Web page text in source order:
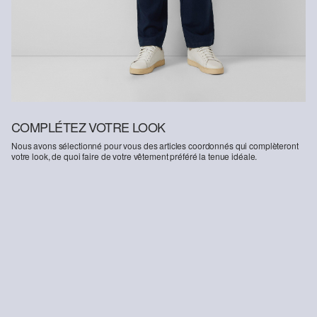
COMPLÉTEZ VOTRE LOOK
Nous avons sélectionné pour vous des articles coordonnés qui complèteront
votre look, de quoi faire de votre vêtement préféré la tenue idéale.